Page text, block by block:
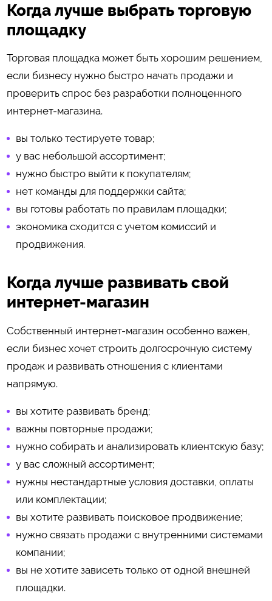
Когда лучше выбрать торговую
площадку
Торговая площадка может быть хорошим решением,
если бизнесу нужно быстро начать продажи и
проверить спрос без разработки полноценного
интернет-магазина.
вы только тестируете товар;
у вас небольшой ассортимент;
нужно быстро выйти к покупателям;
нет команды для поддержки сайта;
вы готовы работать по правилам площадки;
экономика сходится с учетом комиссий и
продвижения.
Когда лучше развивать свой
интернет-магазин
Собственный интернет-магазин особенно важен,
если бизнес хочет строить долгосрочную систему
продаж и развивать отношения с клиентами
напрямую.
вы хотите развивать бренд;
важны повторные продажи;
нужно собирать и анализировать клиентскую базу;
у вас сложный ассортимент;
нужны нестандартные условия доставки, оплаты
или комплектации;
вы хотите развивать поисковое продвижение;
нужно связать продажи с внутренними системами
компании;
вы не хотите зависеть только от одной внешней
площадки.